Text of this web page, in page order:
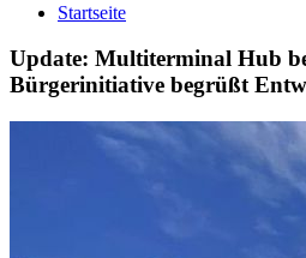
Startseite
Update: Multiterminal Hub
Bürgerinitiative begrüßt